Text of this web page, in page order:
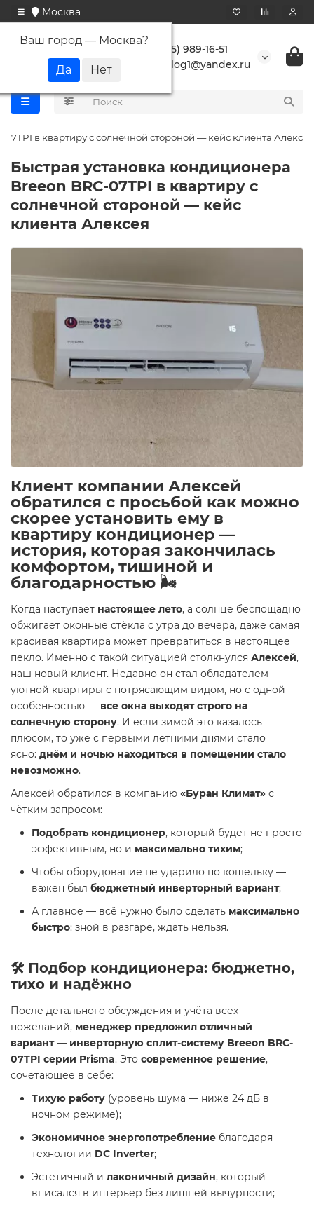
Москва
Ваш город — Москва?
+7 (495) 989-16-51
buranlog1@yandex.ru
в квартиру с солнечной стороной — кейс клиента Алексея
Быстрая установка кондиционера
Breeon BRC-07TPI в квартиру с
солнечной стороной — кейс
клиента Алексея
Клиент компании Алексей
обратился с просьбой как можно
скорее установить ему в
квартиру кондиционер —
история, которая закончилась
комфортом, тишиной и
благодарностью 🌬️
Когда наступает настоящее лето, а солнце беспощадно
обжигает оконные стёкла с утра до вечера, даже самая
красивая квартира может превратиться в настоящее
пекло. Именно с такой ситуацией столкнулся Алексей,
наш новый клиент. Недавно он стал обладателем
уютной квартиры с потрясающим видом, но с одной
особенностью — все окна выходят строго на
солнечную сторону. И если зимой это казалось
плюсом, то уже с первыми летними днями стало
ясно: днём и ночью находиться в помещении стало
невозможно.
Алексей обратился в компанию «Буран Климат» с
чётким запросом:
Подобрать кондиционер, который будет не просто
эффективным, но и максимально тихим;
Чтобы оборудование не ударило по кошельку —
важен был бюджетный инверторный вариант;
А главное — всё нужно было сделать максимально
быстро: зной в разгаре, ждать нельзя.
🛠 Подбор кондиционера: бюджетно,
тихо и надёжно
После детального обсуждения и учёта всех
пожеланий, менеджер предложил отличный
вариант— инверторную сплит-систему Breeon BRC-
07TPI серии Prisma. Это современное решение,
сочетающее в себе:
Тихую работу (уровень шума — ниже 24 дБ в
ночном режиме);
Экономичное энергопотребление благодаря
технологии DC Inverter;
Эстетичный и лаконичный дизайн, который
вписался в интерьер без лишней вычурности;